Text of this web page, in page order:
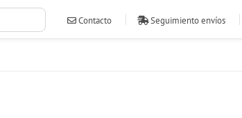
Contacto Seguimiento envíos